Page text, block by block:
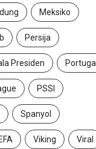
Meksiko
Persija
Presiden Portugal
PSSI
Spanyol
Viking Viral